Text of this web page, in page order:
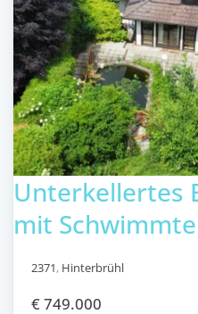
Unterkellertes
mit
2371, Hinterbrühl
€ 749.000